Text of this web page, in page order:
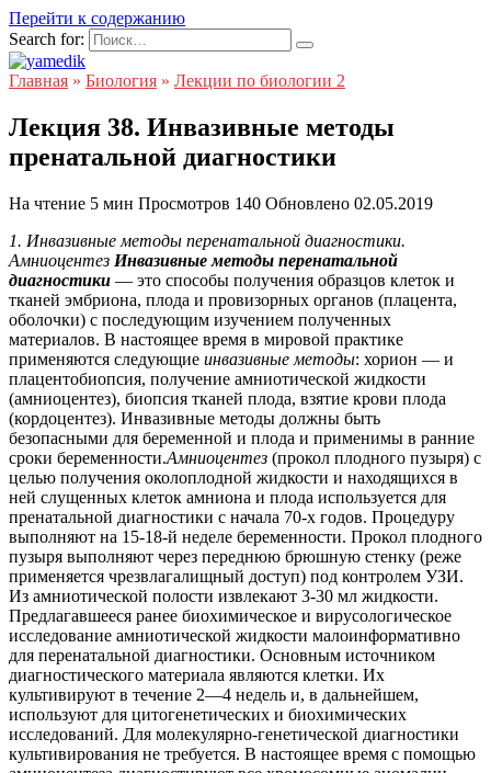
Перейти к содержанию
Search for:
Главная » Биология » Лекции по биологии 2
Лекция 38. Инвазивные методы
пренатальной диагностики
На чтение 5 мин Просмотров 140 Обновлено 02.05.2019
1. Инвазивные методы перенатальной диагностики.
Амниоцентез Инвазивные методы перенатальной
диагностики — это способы получения образцов клеток и
тканей эмбриона, плода и провизорных органов (плацента,
оболочки) с последующим изучением полученных
материалов. В настоящее время в мировой практике
применяются следующие инвазивные методы: хорион — и
плацентобиопсия, получение амниотической жидкости
(амниоцентез), биопсия тканей плода, взятие крови плода
(кордоцентез). Инвазивные методы должны быть
безопасными для беременной и плода и применимы в ранние
сроки беременности.Амниоцентез (прокол плодного пузыря) с
целью получения околоплодной жидкости и находящихся в
ней слущенных клеток амниона и плода используется для
пренатальной диагностики с начала 70-х годов. Процедуру
выполняют на 15-18-й неделе беременности. Прокол плодного
пузыря выполняют через переднюю брюшную стенку (реже
применяется чрезвлагалищный доступ) под контролем УЗИ.
Из амниотической полости извлекают 3-30 мл жидкости.
Предлагавшееся ранее биохимическое и вирусологическое
исследование амниотической жидкости малоинформативно
для перенатальной диагностики. Основным источником
диагностического материала являются клетки. Их
культивируют в течение 2—4 недель и, в дальнейшем,
используют для цитогенетических и биохимических
исследований. Для молекулярно-генетической диагностики
культивирования не требуется. В настоящее время с помощью